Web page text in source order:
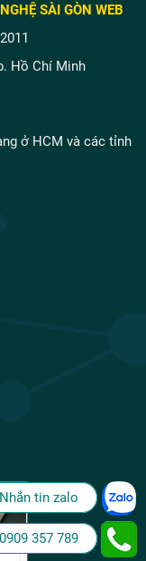
SÀI GÒN WEB
Hồ Chí Minh
ở HCM và các tỉnh
Nhắn tin zalo
0909 357 789